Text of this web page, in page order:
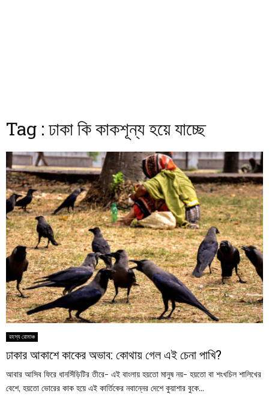
Tag : ঢাকা কি কাকশূন্য হয়ে যাচ্ছে
রহস্য রোমাঞ্চ
ঢাকার আকাশে কাকের অভাব: কোথায় গেল এই চেনা পাখি?
আবার আসিব ফিরে ধানসিঁড়িটির তীরে- এই বাংলায় হয়তো মানুষ নয়- হয়তো বা শংখচিল শালিখের
বেশে, হয়তো ভোরের কাক হয়ে এই কার্তিকের নবান্নের দেশে কুয়াশার বুকে...